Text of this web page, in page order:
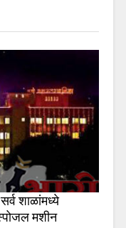
शाळांमध्ये
मशीन